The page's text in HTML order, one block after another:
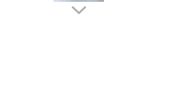
Profile Gips Carton